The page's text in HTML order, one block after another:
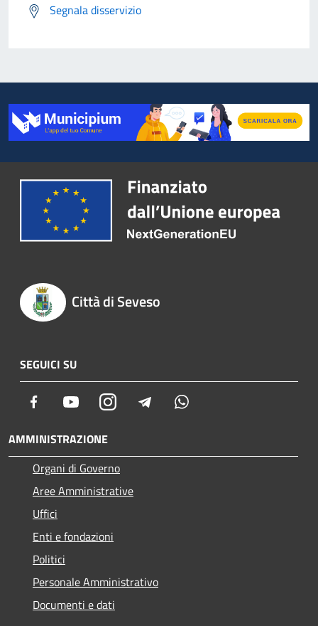
Segnala disservizio
Città di Seveso
SEGUICI SU
Facebook YoutubeInstagram Telegram
AMMINISTRAZIONE
Organi di Governo
Aree Amministrative
Uffici
Enti e fondazioni
Politici
Personale Amministrativo
Documenti e dati